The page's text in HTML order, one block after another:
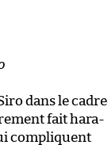
dans le cadre
fait hara-
compliquent